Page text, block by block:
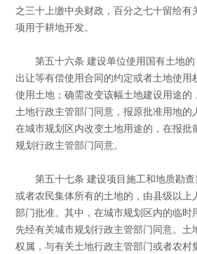
之三十上缴中央财政，百分之七十留给有
项用于耕地开发。
第五十六条 建设单位使用国有土地的
出让等有偿使用合同的约定或者土地使用
使用土地；确需改变该幅土地建设用途的
土地行政主管部门同意，报原批准用地的
在城市规划区内改变土地用途的，在报批
规划行政主管部门同意。
第五十七条 建设项目施工和地质勘查
或者农民集体所有的土地的，由县级以上
部门批准。其中，在城市规划区内的临时
先经有关城市规划行政主管部门同意。土
权属，与有关土地行政主管部门或者农村